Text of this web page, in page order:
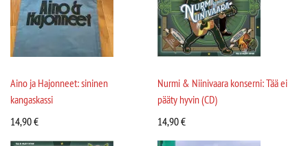
Aino ja Hajonneet: sininen
kangaskassi
14,90€
Nurmi & Niinivaara konserni: Tää ei
pääty hyvin (CD)
14,90€